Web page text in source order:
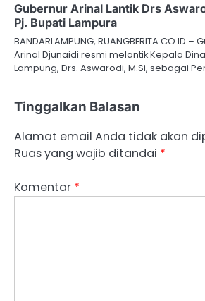
Gubernur Arinal Lantik Drs
Pj. Bupati Lampura
BANDARLAMPUNG, RUANGBERITA.CO.ID
Arinal Djunaidi resmi melantik Kepala
Lampung, Drs. Aswarodi, M.Si, sebagai
Tinggalkan Balasan
Alamat email Anda tidak akan
Ruas yang wajib ditandai *
Komentar *